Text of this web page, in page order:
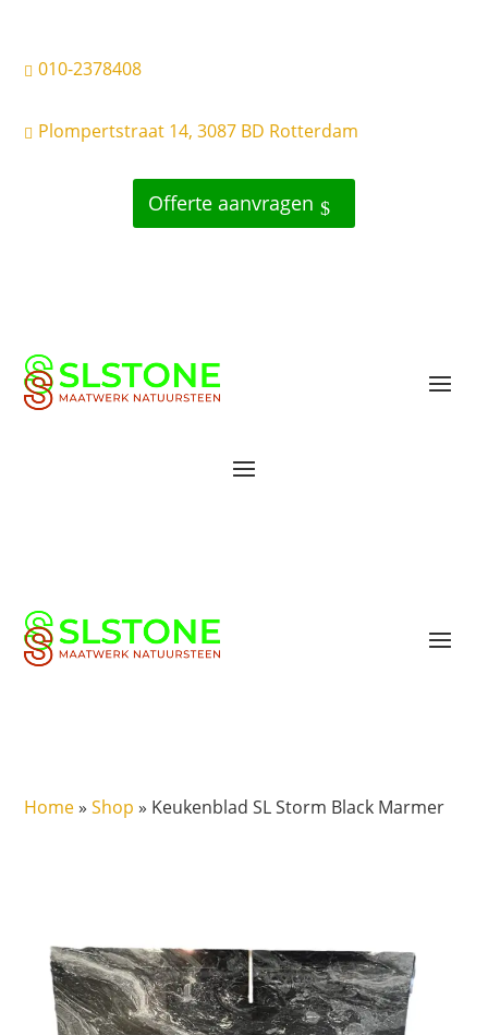
 010-2378408
 Plompertstraat 14, 3087 BD Rotterdam
Offerte aanvragen
Home»Shop » Keukenblad SL Storm Black Marmer